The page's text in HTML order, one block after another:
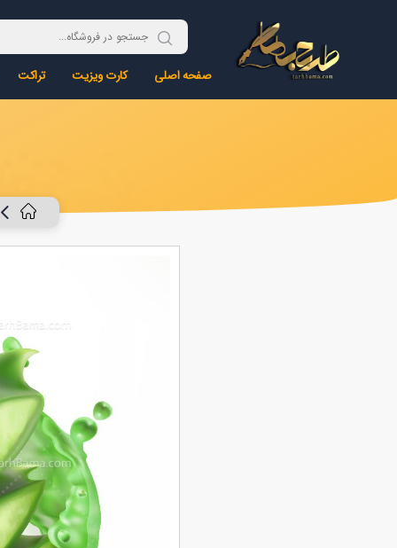
صفحه اصلی کارت ویزیت تراکت